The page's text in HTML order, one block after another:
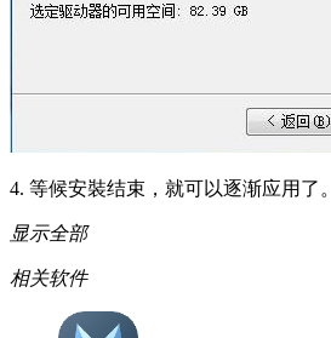
4. 等候安裝结束，就可以逐渐应用了。
显示全部
相关软件